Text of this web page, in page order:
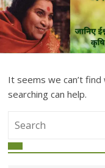
It seems we can’t find
searching can help.